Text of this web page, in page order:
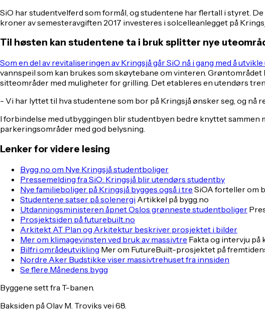
SiO har studentvelferd som formål, og studentene har flertall i styret.
kroner av semesteravgiften 2017 investeres i solcelleanlegget på
Til høsten kan studentene ta i bruk splitter nye
Som en del av revitaliseringen av Kringsjå går SiO nå i gang med å
vannspeil som kan brukes som skøytebane om vinteren.
sitteområder med muligheter for grilling. Det etableres en utendørs
- Vi har lyttet til hva studentene som bor på Kringsjå ønsker seg, og nå
I forbindelse med utbyggingen blir studentbyen bedre knyttet
parkeringsområder med god belysning.
Lenker for videre lesing
Bygg.no om Nye Kringsjå studentboliger
Pressemelding fra SiO: Kringsjå blir utendørs studentby
Nye familieboliger på Kringsjå bygges også i tre SiOA forteller om
Studentene satser på solenergi Artikkel på bygg.no
Utdanningsministeren åpnet Oslos grønneste studentboliger
Prosjektsiden på futurebuilt.no
Arkitekt AT Plan og Arkitektur beskriver prosjektet i bilder
Mer om klimagevinsten ved bruk av massivtre Fakta og intervju på
Bilfri områdeutvikling Mer om FutureBuilt-prosjektet på
Nordre Aker Budstikke viser massivtrehuset fra innsiden
Se flere Månedens bygg
Byggene sett fra T-banen.
Baksiden på Olav M. Troviks vei 68.